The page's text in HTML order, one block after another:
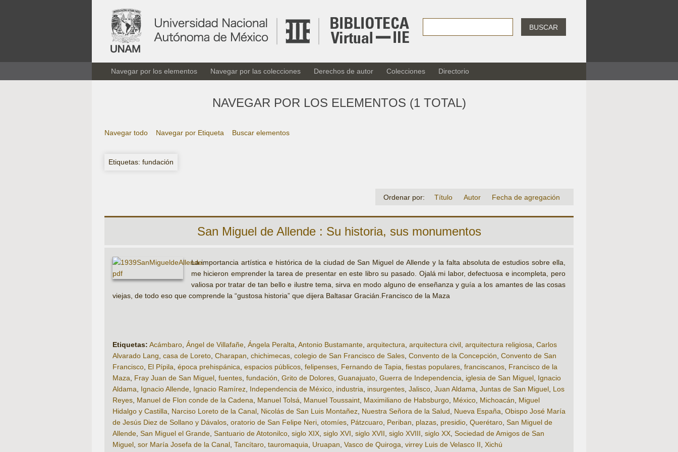
BUSCAR
Navegar por los elementos Navegar por las colecciones Derechos de autor Colecciones Directorio
NAVEGAR POR LOS ELEMENTOS (1 TOTAL)
Navegar todo Navegar por Etiqueta Buscar elementos
Etiquetas: fundación
Ordenar por: Título Autor Fecha de agregación
San Miguel de Allende : Su historia, sus monumentos
La importancia artística e histórica de la ciudad de San Miguel de Allende y la falta absoluta de estudios sobre ella,
me hicieron emprender la tarea de presentar en este libro su pasado. Ojalá mi labor, defectuosa e incompleta, pero
valiosa por tratar de tan bello e ilustre tema, sirva en modo alguno de enseñanza y guía a los amantes de las cosas
viejas, de todo eso que comprende la “gustosa historia” que dijera Baltasar Gracián.Francisco de la Maza
Etiquetas: Acámbaro, Ángel de Villafañe, Ángela Peralta, Antonio Bustamante, arquitectura, arquitectura civil, arquitectura religiosa, Carlos
Alvarado Lang, casa de Loreto, Charapan, chichimecas, colegio de San Francisco de Sales, Convento de la Concepción, Convento de San
Francisco, El Pípila, época prehispánica, espacios públicos, felipenses, Fernando de Tapia, fiestas populares, franciscanos, Francisco de la
Maza, Fray Juan de San Miguel, fuentes, fundación, Grito de Dolores, Guanajuato, Guerra de Independencia, iglesia de San Miguel, Ignacio
Aldama, Ignacio Allende, Ignacio Ramírez, Independencia de México, industria, insurgentes, Jalisco, Juan Aldama, Juntas de San Miguel, Los
Reyes, Manuel de Flon conde de la Cadena, Manuel Tolsá, Manuel Toussaint, Maximiliano de Habsburgo, México, Michoacán, Miguel
Hidalgo y Castilla, Narciso Loreto de la Canal, Nicolás de San Luis Montañez, Nuestra Señora de la Salud, Nueva España, Obispo José María
de Jesús Diez de Sollano y Dávalos, oratorio de San Felipe Neri, otomíes, Pátzcuaro, Periban, plazas, presidio, Querétaro, San Miguel de
Allende, San Miguel el Grande, Santuario de Atotonilco, siglo XIX, siglo XVI, siglo XVII, siglo XVIII, siglo XX, Sociedad de Amigos de San
Miguel, sor María Josefa de la Canal, Tancítaro, tauromaquia, Uruapan, Vasco de Quiroga, virrey Luis de Velasco II, Xichú